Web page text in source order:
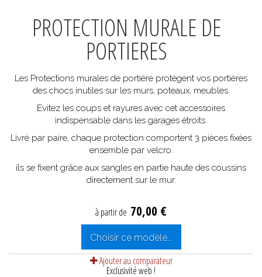
PROTECTION MURALE DE
PORTIERES
Les Protections murales de portière protègent vos portières
des chocs inutiles sur les murs, poteaux, meubles.
Evitez les coups et rayures avec cet accessoires
indispensable dans les garages étroits.
Livré par paire, chaque protection comportent 3 pièces fixées
ensemble par velcro.
ils se fixent grâce aux sangles en partie haute des coussins
directement sur le mur.
à partir de 70,00 €
Choisir ce modèle...
Ajouter au comparateur
Exclusivité web !